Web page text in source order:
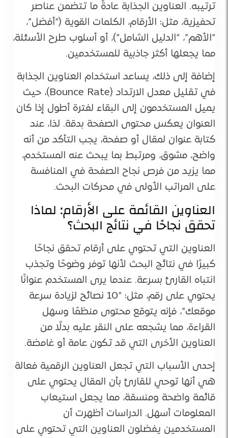
ترتيبه. العناوين الجذابة عادةً ما تتضمن عناصر
تحفيزية، مثل: الأرقام، الكلمات القوية (“أفضل”،
“الأهم”، “الدليل الشامل”)، أو أسلوب طرح الأسئلة،
مما يجعلها أكثر جاذبية للمستخدمين.
إضافة إلى ذلك، يساعد استخدام العناوين الجذابة
في تقليل معدل الارتداد (Bounce Rate)، حيث
يميل المستخدمون إلى البقاء لفترة أطول إذا كان
العنوان يعكس محتوى الصفحة بدقة. لذا، عند
كتابة عنوان لمقال أو صفحة، يجب التأكد من أنه
واضح، مشوق، ومرتبط بما يبحث عنه المستخدم،
مما يزيد من فرص نجاح الصفحة في المنافسة
على المراتب الأولى في محركات البحث.
العناوين القائمة على الأرقام: لماذا
تحقق نجاحًا في نتائج البحث؟
العناوين التي تحتوي على أرقام تحقق نجاحًا
كبيرًا في نتائج البحث لأنها توفر وضوحًا وتجذب
انتباه القارئ بسرعة. عندما يرى المستخدم عنوانًا
يحتوي على رقم، مثل: “10 نصائح لزيادة سرعة
موقعك”، فإنه يتوقع محتوى منظمًا وسهل
القراءة، مما يشجعه على النقر عليه بدلًا من
العناوين الأخرى التي قد تكون عامة أو غامضة.
إحدى الأسباب التي تجعل العناوين الرقمية فعالة
هي أنها توحي للقارئ بأن المقال يحتوي على
قائمة واضحة ومنسقة، مما يجعل استيعاب
المعلومات أسهل. الدراسات أظهرت أن
المستخدمين يفضلون العناوين التي تحتوي على